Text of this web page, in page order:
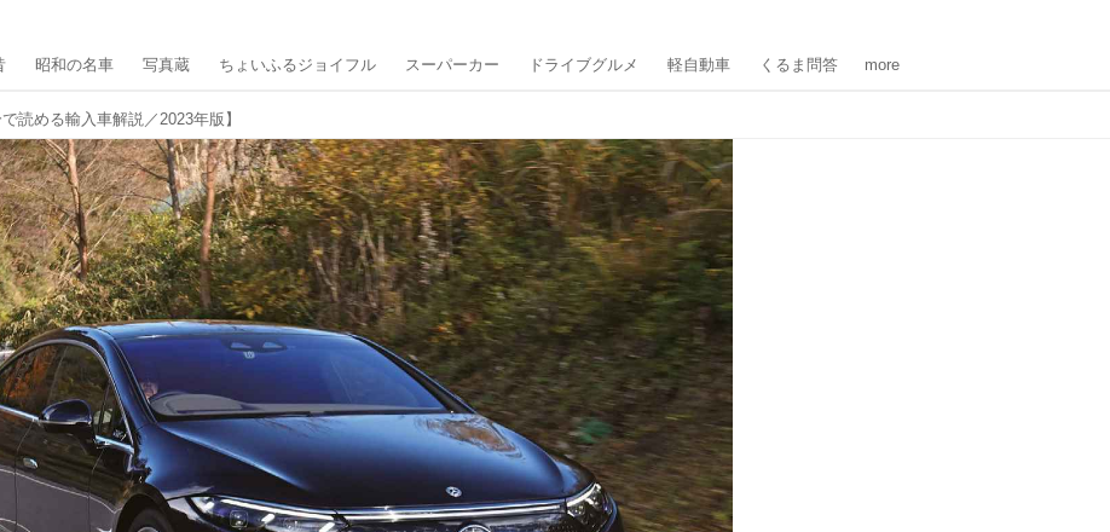
昭和の名車 写真蔵 ちょいふるジョイフル スーパーカー ドライブグルメ 軽自動車 くるま問答 more
読める輸入車解説／2023年版】